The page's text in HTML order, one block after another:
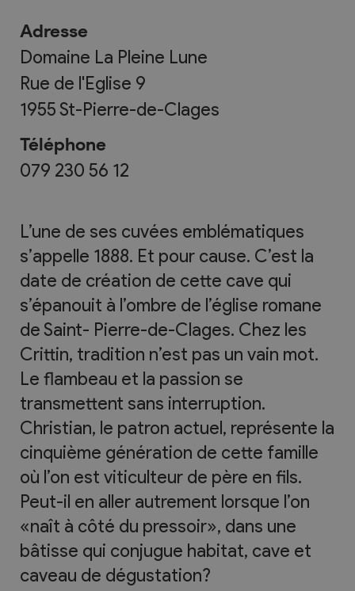
Adresse
Domaine La Pleine Lune
Rue de l'Eglise 9
1955St-Pierre-de-Clages
Téléphone
079 230 56 12
L’une de ses cuvées emblématiques
s’appelle 1888. Et pour cause. C’est la
date de création de cette cave qui
s’épanouit à l’ombre de l’église romane
de Saint- Pierre-de-Clages. Chez les
Crittin, tradition n’est pas un vain mot.
Le flambeau et la passion se
transmettent sans interruption.
Christian, le patron actuel, représente la
cinquième génération de cette famille
où l’on est viticulteur de père en fils.
Peut-il en aller autrement lorsque l’on
«naît à côté du pressoir», dans une
bâtisse qui conjugue habitat, cave et
caveau de dégustation?